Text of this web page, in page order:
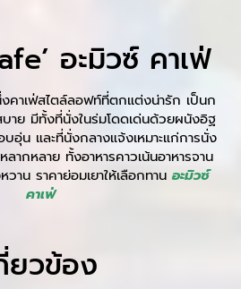
อะมิวซ์ คาเฟ่
าเฟ่สไตล์ลอฟท์ที่ตกแต่งน่ารัก เป็นก
บาย มีทั้งที่นั่งในร่มโดดเด่นด้วยผนังอิฐ
บอุ่น และที่นั่งกลางแจ้งเหมาะแก่การนั่ง
ลากหลาย ทั้งอาหารคาวเน้นอาหารจาน
าน ราคาย่อมเยาให้เลือกทาน อะมิวซ์
คาเฟ่
ยวข้อง